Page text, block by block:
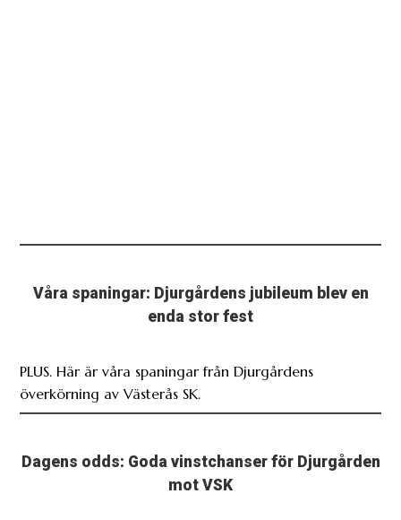
Våra spaningar: Djurgårdens jubileum blev en
enda stor fest
PLUS. Här är våra spaningar från Djurgårdens
överkörning av Västerås SK.
Dagens odds: Goda vinstchanser för Djurgården
mot VSK